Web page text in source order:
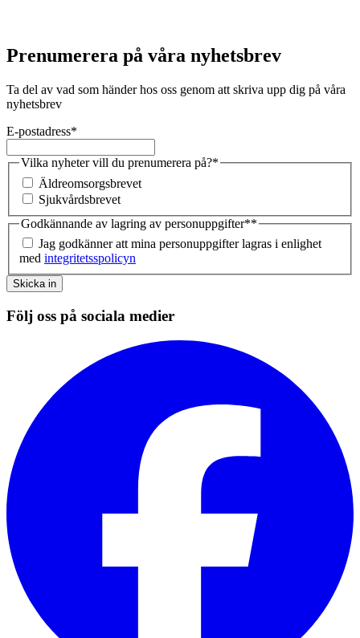
Prenumerera på våra nyhetsbrev
Ta del av vad som händer hos oss genom att skriva upp dig på våra
nyhetsbrev
E-postadress*
Vilka nyheter vill du prenumerera på?*
Äldreomsorgsbrevet
Sjukvårdsbrevet
Godkännande av lagring av personuppgifter**
Jag godkänner att mina personuppgifter lagras i enlighet
med integritetsspolicyn
Skicka in
Följ oss på sociala medier